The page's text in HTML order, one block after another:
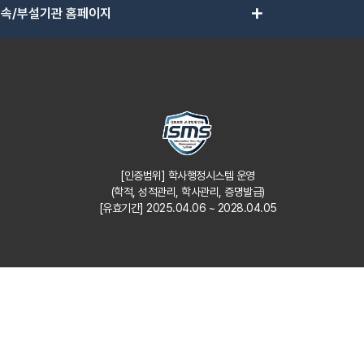
/부설기관 홈페이지 add
[인증범위] 학사행정시스템 운영
(학적, 성적관리, 학사관리, 증명발급)
[유효기간] 2025.04.06 ~ 2028.04.05